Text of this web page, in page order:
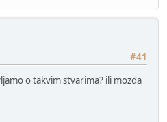
#41
o takvim stvarima? ili mozda